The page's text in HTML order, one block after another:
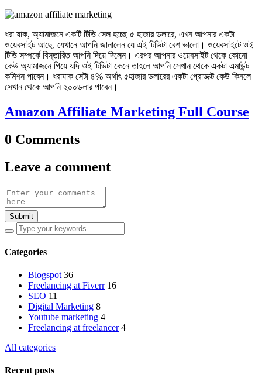
​ধরা যাক, অ্যামাজনে একটি টিভি সেল হচ্ছে ৫ হাজার ডলারে, এখন আপনার একটা
ওয়েবসাইট আছে, যেখানে আপনি জানালেন যে এই টিভিটা বেশ ভালো। ওয়েবসাইটে ওই
টিভি সম্পর্কে বিস্তারিত আপনি দিয়ে দিলেন। এরপর আপনার ওয়েবসাইট থেকে কোনো
কেউ ​অ্যামাজনে গিয়ে যদি ওই টিভিটা কেনে তাহলে আপনি সেখান থেকে একটা এমাউন্ট
কমিশন পাবেন। ধরাযাক সেটা ৪% অর্থাৎ ৫হাজার ডলারের একটা প্রোডাক্ট কেউ কিনলে
সেখান থেকে আপনি ২০০ডলার পাবেন।
Amazon Affiliate Marketing Full Course
0 Comments
Leave a comment
Submit
Categories
Blogspot 36
Freelancing at Fiverr 16
SEO 11
Digital Marketing 8
Youtube marketing 4
Freelancing at freelancer 4
All categories
Recent posts